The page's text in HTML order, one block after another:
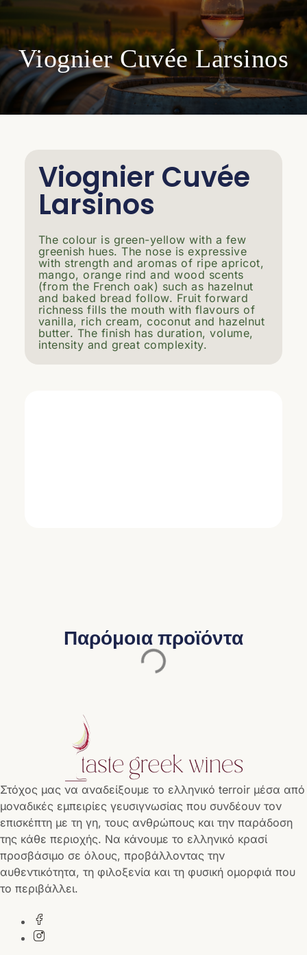
Viognier Cuvée Larsinos
Viognier Cuvée
Larsinos
The colour is green-yellow with a few
greenish hues. The nose is expressive
with strength and aromas of ripe apricot,
mango, orange rind and wood scents
(from the French oak) such as hazelnut
and baked bread follow. Fruit forward
richness fills the mouth with flavours of
vanilla, rich cream, coconut and hazelnut
butter. The finish has duration, volume,
intensity and great complexity.
Παρόμοια προϊόντα
Στόχος μας να αναδείξουμε το ελληνικό terroir μέσα από
μοναδικές εμπειρίες γευσιγνωσίας που συνδέουν τον
επισκέπτη με τη γη, τους ανθρώπους και την παράδοση
της κάθε περιοχής. Να κάνουμε το ελληνικό κρασί
προσβάσιμο σε όλους, προβάλλοντας την
αυθεντικότητα, τη φιλοξενία και τη φυσική ομορφιά που
το περιβάλλει.